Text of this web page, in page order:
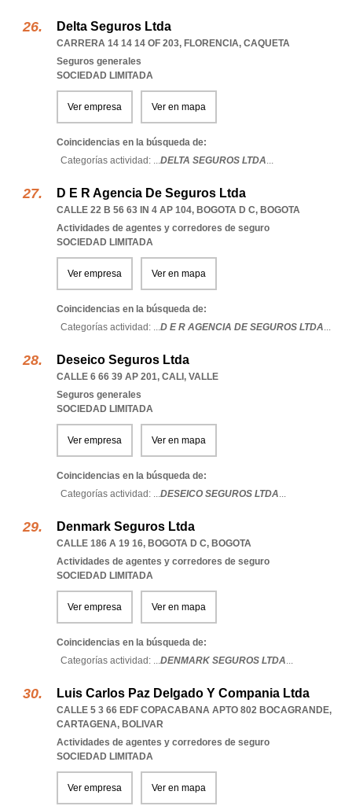
Delta Seguros Ltda
CARRERA 14 14 14 OF 203, FLORENCIA, CAQUETA
Seguros generales
SOCIEDAD LIMITADA
Ver empresa Ver en mapa
Coincidencias en la búsqueda de:
Categorías actividad: ...DELTA SEGUROS LTDA...
D E R Agencia De Seguros Ltda
CALLE 22 B 56 63 IN 4 AP 104, BOGOTA D C, BOGOTA
Actividades de agentes y corredores de seguro
SOCIEDAD LIMITADA
Ver empresa Ver en mapa
Coincidencias en la búsqueda de:
Categorías actividad: ...D E R AGENCIA DE SEGUROS LTDA...
Deseico Seguros Ltda
CALLE 6 66 39 AP 201, CALI , VALLE
Seguros generales
SOCIEDAD LIMITADA
Ver empresa Ver en mapa
Coincidencias en la búsqueda de:
Categorías actividad: ...DESEICO SEGUROS LTDA...
Denmark Seguros Ltda
CALLE 186 A 19 16, BOGOTA D C, BOGOTA
Actividades de agentes y corredores de seguro
SOCIEDAD LIMITADA
Ver empresa Ver en mapa
Coincidencias en la búsqueda de:
Categorías actividad: ...DENMARK SEGUROS LTDA...
Luis Carlos Paz Delgado Y Compania Ltda
CALLE 5 3 66 EDF COPACABANA APTO 802 BOCAGRANDE,
CARTAGENA, BOLIVAR
Actividades de agentes y corredores de seguro
SOCIEDAD LIMITADA
Ver empresa Ver en mapa